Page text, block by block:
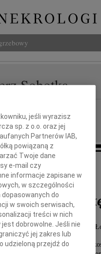
Sobotka
wielkim żalem żegnam
Instytutu Europejskiego w
dobrze przysłużył się
jeśli wyrazisz
sp. z o.o. oraz jej
Partnerów IAB,
powiązaną z
Twoje dane
e-mail czy
informacje zapisane w
w szczególności
do
w swoich serwisach,
treści w nich
dobrowolne. Jeśli nie
jej zakres lub
udzieloną przejdź do